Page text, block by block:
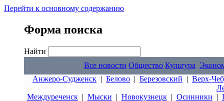
Перейти к основному содержанию
Форма поиска
Найти
Все новости Общество Культура
Анжеро-Судженск | Белово | Березовский | Верх-
Междуреченск| Мыски | Новокузнецк| Осинники |